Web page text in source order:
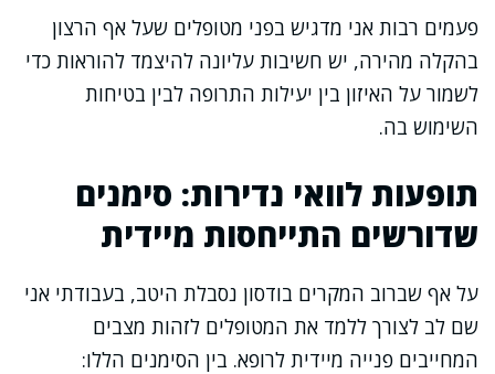
פעמים רבות אני מדגיש בפני מטופלים שעל אף הרצון
בהקלה מהירה, יש חשיבות עליונה להיצמד להוראות כדי
לשמור על האיזון בין יעילות התרופה לבין בטיחות
השימוש בה.
תופעות לוואי נדירות: סימנים
שדורשים התייחסות מיידית
על אף שברוב המקרים בודסון נסבלת היטב, בעבודתי אני
שם לב לצורך ללמד את המטופלים לזהות מצבים
המחייבים פנייה מיידית לרופא. בין הסימנים הללו: